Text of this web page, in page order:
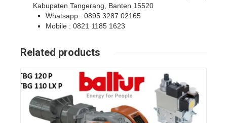
Kabupaten Tangerang, Banten 15520
Whatsapp : 0895 3287 02165
Mobile : 0821 1185 1623
Related products
Details